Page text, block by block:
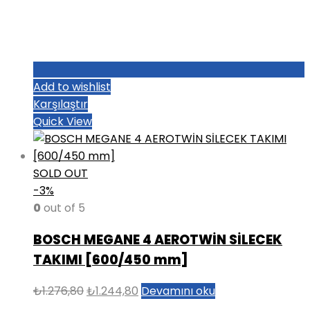
Add to wishlist
Karşılaştır
Quick View
SOLD OUT
-3%
0 out of 5
BOSCH MEGANE 4 AEROTWİN SİLECEK
TAKIMI [600/450 mm]
₺1.276,80Orijinal
₺1.244,80 Şu
Devamını oku